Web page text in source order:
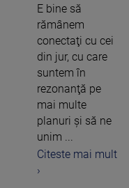
E bine să
rămânem
conectaţi cu cei
din jur, cu care
suntem în
rezonanţă pe
mai multe
planuri şi să ne
unim ...
Citeste mai mult
›